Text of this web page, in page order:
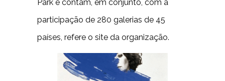
Park e contam, em conjunto, com a
participação de 280 galerias de 45
países, refere o site da organização.